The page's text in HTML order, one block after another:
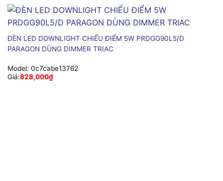
ĐÈN LED DOWNLIGHT CHIẾU ĐIỂM 5W PRDGG90L5/D
PARAGON DÙNG DIMMER TRIAC
Model: 0c7cabe13762
Giá:828,000₫